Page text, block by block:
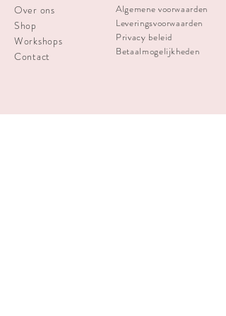
Over ons
Shop
Workshops
Contact
Algemene voorwaarden
Leveringsvoorwaarden
Privacy beleid
Betaalmogelijkheden
info